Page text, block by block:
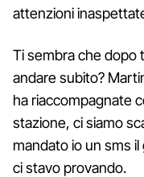
attenzioni
Ti sembra che dopo
andare subito?
ha riaccompagnate
stazione, ci siamo
mandato io un sms
ci stavo provando.